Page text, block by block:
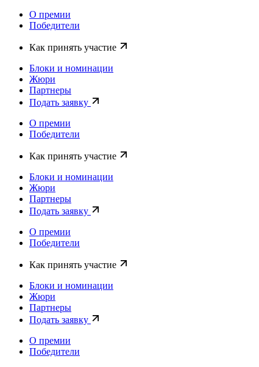
О премии
Победители
Как принять участие
Блоки и номинации
Жюри
Партнеры
Подать заявку
О премии
Победители
Как принять участие
Блоки и номинации
Жюри
Партнеры
Подать заявку
О премии
Победители
Как принять участие
Блоки и номинации
Жюри
Партнеры
Подать заявку
О премии
Победители